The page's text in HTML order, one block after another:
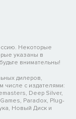
Некоторые
указаны в
внимательны!
дилеров,
числе с издателями:
Deep Silver,
Paradox, Plug-
Новый Диск и